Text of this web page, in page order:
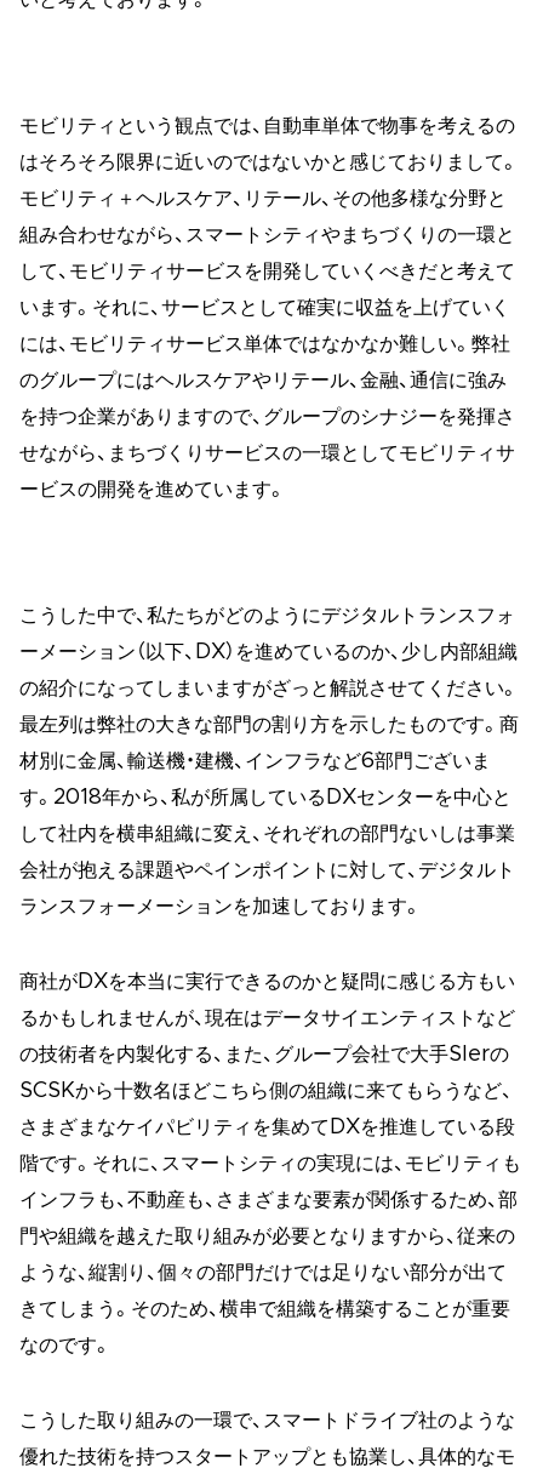
モビリティという観点では、自動車単体で物事を考えるの
はそろそろ限界に近いのではないかと感じておりまして。
モビリティ＋ヘルスケア、リテール、その他多様な分野と
組み合わせながら、スマートシティやまちづくりの一環と
して、モビリティサービスを開発していくべきだと考えて
います。それに、サービスとして確実に収益を上げていく
には、モビリティサービス単体ではなかなか難しい。弊社
のグループにはヘルスケアやリテール、金融、通信に強み
を持つ企業がありますので、グループのシナジーを発揮さ
せながら、まちづくりサービスの一環としてモビリティサ
ービスの開発を進めています。
こうした中で、私たちがどのようにデジタルトランスフォ
ーメーション（以下、DX）を進めているのか、少し内部組織
の紹介になってしまいますがざっと解説させてください。
最左列は弊社の大きな部門の割り方を示したものです。商
材別に金属、輸送機・建機、インフラなど6部門ございま
す。2018年から、私が所属しているDXセンターを中心と
して社内を横串組織に変え、それぞれの部門ないしは事業
会社が抱える課題やペインポイントに対して、デジタルト
ランスフォーメーションを加速しております。
商社がDXを本当に実行できるのかと疑問に感じる方もい
るかもしれませんが、現在はデータサイエンティストなど
の技術者を内製化する、また、グループ会社で大手SIerの
SCSKから十数名ほどこちら側の組織に来てもらうなど、
さまざまなケイパビリティを集めてDXを推進している段
階です。それに、スマートシティの実現には、モビリティも
インフラも、不動産も、さまざまな要素が関係するため、部
門や組織を越えた取り組みが必要となりますから、従来の
ような、縦割り、個々の部門だけでは足りない部分が出て
きてしまう。そのため、横串で組織を構築することが重要
なのです。
こうした取り組みの一環で、スマートドライブ社のような
優れた技術を持つスタートアップとも協業し、具体的なモ